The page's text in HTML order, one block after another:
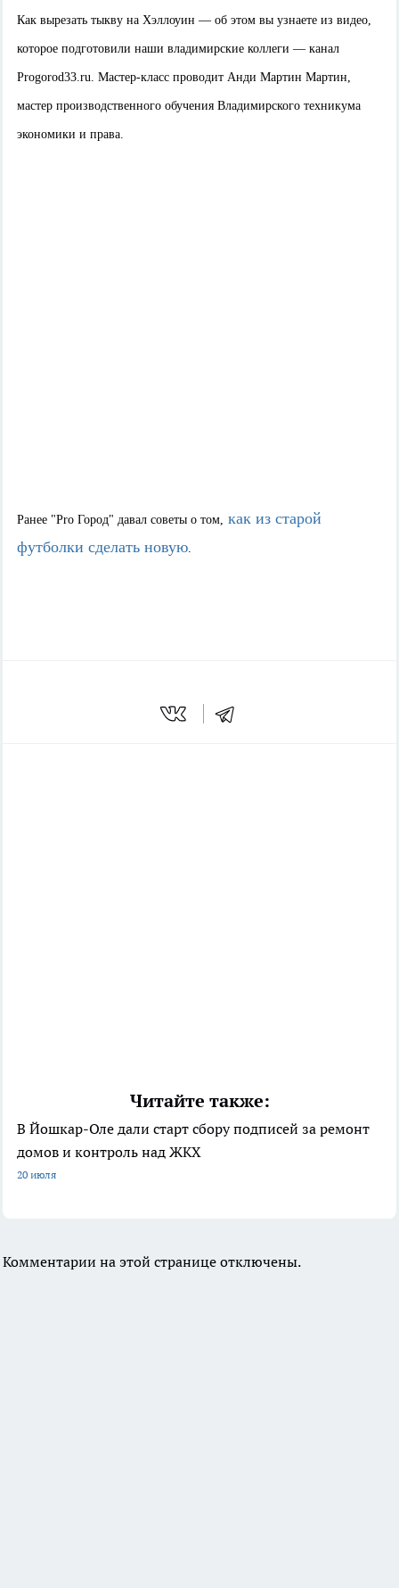
Как вырезать тыкву на Хэллоуин — об этом вы узнаете из видео,
которое подготовили наши владимирские коллеги — канал
Progorod33.ru. Мастер-класс проводит Анди Мартин Мартин,
мастер производственного обучения Владимирского техникума
экономики и права.
Ранее "Pro Город" давал советы о том, как из старой
футболки сделать новую.
Читайте также:
В Йошкар-Оле дали старт сбору подписей за ремонт
домов и контроль над ЖКХ
20 июля
Комментарии на этой странице отключены.